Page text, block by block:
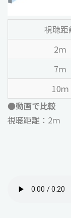
視聴距
2ｍ
7ｍ
10ｍ
●動画で比較
視聴距離：2ｍ